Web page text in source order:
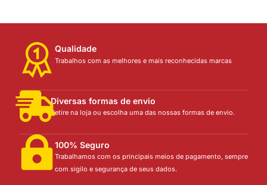
Qualidade
Trabalhos com as melhores e mais reconhecidas marcas
Diversas formas de envio
Retire na loja ou escolha uma das nossas formas de envio.
100% Seguro
Trabalhamos com os principais meios de pagamento, sempre
com sigilo e segurança de seus dados.